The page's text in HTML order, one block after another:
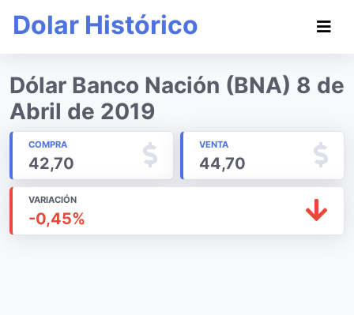
Dolar Histórico
Dólar Banco Nación (BNA) 8 de
Abril de 2019
COMPRA
42,70
VENTA
44,70
VARIACIÓN
-0,45%